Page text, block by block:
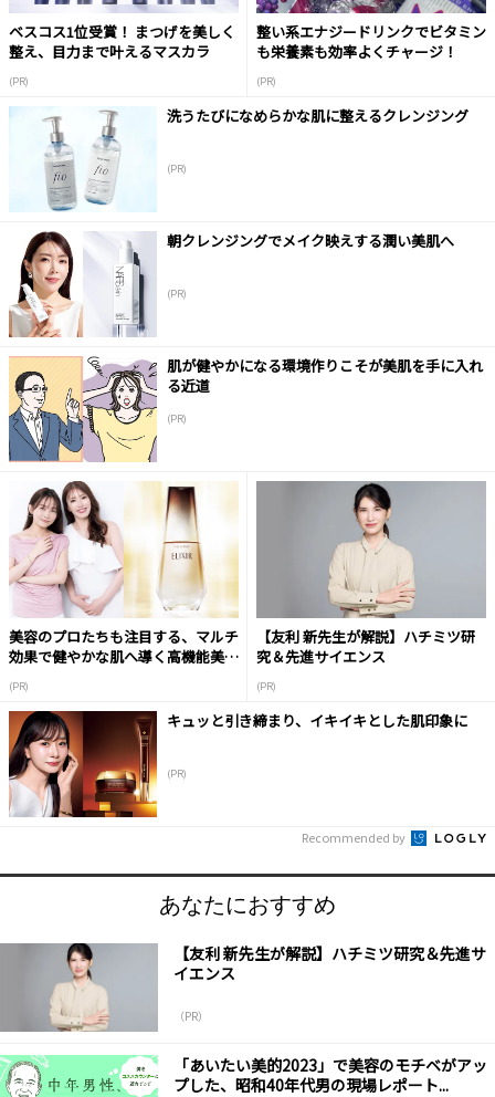
ベスコス1位受賞！ まつげを美しく
整え、目力まで叶えるマスカラ
(PR)
整い系エナジードリンクでビタミン
も栄養素も効率よくチャージ！
(PR)
洗うたびになめらかな肌に整えるクレンジング
(PR)
朝クレンジングでメイク映えする潤い美肌へ
(PR)
肌が健やかになる環境作りこそが美肌を手に入れ
る近道
(PR)
美容のプロたちも注目する、マルチ
効果で健やかな肌へ導く高機能美容
(PR)
【友利 新先生が解説】ハチミツ研
究＆先進サイエンス
(PR)
キュッと引き締まり、イキイキとした肌印象に
(PR)
Recommended by
あなたにおすすめ
【友利 新先生が解説】ハチミツ研究＆先進サ
イエンス
（PR）
「あいたい美的2023」で美容のモチベがアッ
プした、昭和40年代男の現場レポート...